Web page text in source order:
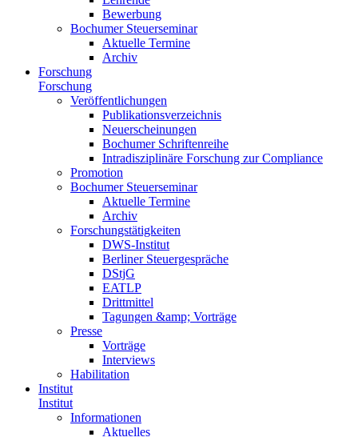
Bewerbung
Bochumer Steuerseminar
Aktuelle Termine
Archiv
Forschung
Forschung
Veröffentlichungen
Publikationsverzeichnis
Neuerscheinungen
Bochumer Schriftenreihe
Intradisziplinäre Forschung zur Compliance
Promotion
Bochumer Steuerseminar
Aktuelle Termine
Archiv
Forschungstätigkeiten
DWS-Institut
Berliner Steuergespräche
DStjG
EATLP
Drittmittel
Tagungen &amp; Vorträge
Presse
Vorträge
Interviews
Habilitation
Institut
Institut
Informationen
Aktuelles